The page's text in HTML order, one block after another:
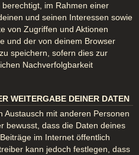
im Rahmen einer
und seinen Interessen sowie
von Zugriffen und Aktionen
und der von deinem Browser
speichern, sofern dies zur
Nachverfolgbarkeit
WEITERGABE DEINER DATEN
Austausch mit anderen Personen
bewusst, dass die Daten deines
im Internet öffentlich
kann jedoch festlegen, dass